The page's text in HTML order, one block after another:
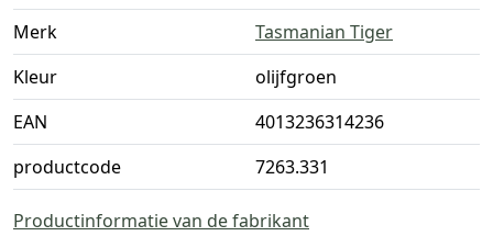
Merk
Tasmanian Tiger
Kleur
olijfgroen
EAN
4013236314236
productcode
7263.331
Productinformatie van de fabrikant